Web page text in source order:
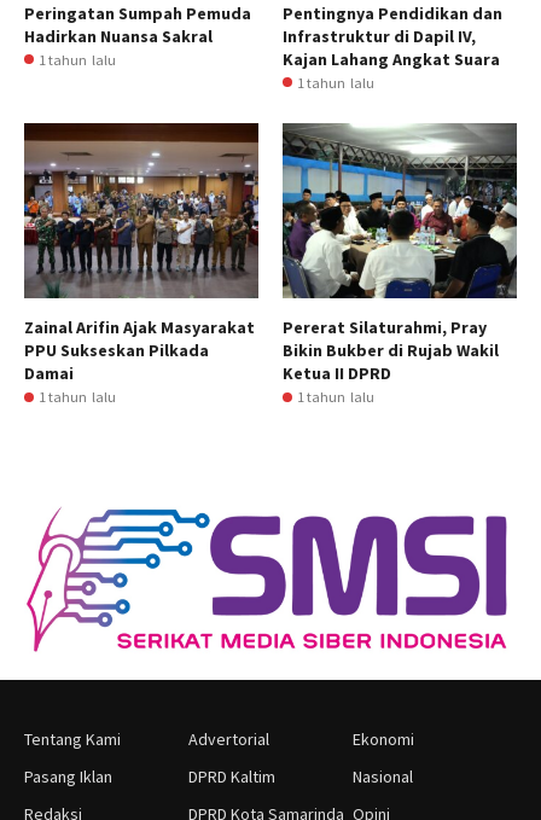
Peringatan Sumpah Pemuda
Hadirkan Nuansa Sakral
1 tahun lalu
Pentingnya Pendidikan dan
Infrastruktur di Dapil IV,
Kajan Lahang Angkat Suara
1 tahun lalu
Zainal Arifin Ajak Masyarakat
PPU Sukseskan Pilkada
Damai
1 tahun lalu
Pererat Silaturahmi, Pray
Bikin Bukber di Rujab Wakil
Ketua II DPRD
1 tahun lalu
Tentang Kami
Pasang Iklan
Redaksi
Advertorial
DPRD Kaltim
DPRD Kota Samarinda
Ekonomi
Nasional
Opini